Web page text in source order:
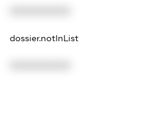
dossier.notInList